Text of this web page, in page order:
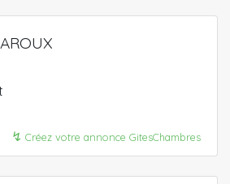
↯ Créez votre annonce GitesChambres